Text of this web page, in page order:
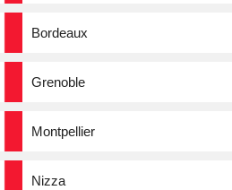
Bordeaux
Grenoble
Montpellier
Nizza